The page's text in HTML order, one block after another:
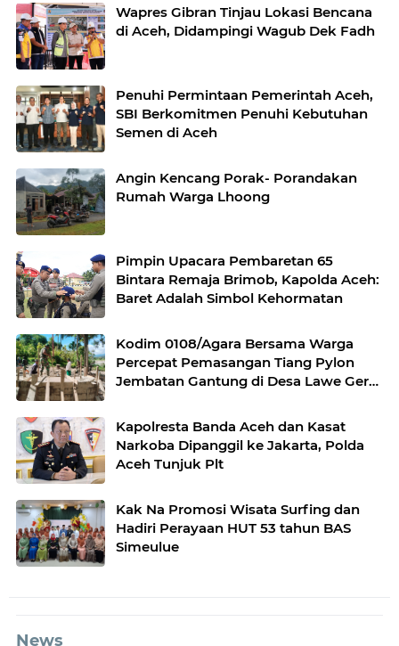
Wapres Gibran Tinjau Lokasi Bencana
di Aceh, Didampingi Wagub Dek Fadh
Penuhi Permintaan Pemerintah Aceh,
SBI Berkomitmen Penuhi Kebutuhan
Semen di Aceh
Angin Kencang Porak- Porandakan
Rumah Warga Lhoong
Pimpin Upacara Pembaretan 65
Bintara Remaja Brimob, Kapolda Aceh:
Baret Adalah Simbol Kehormatan
Kodim 0108/Agara Bersama Warga
Percepat Pemasangan Tiang Pylon
Jembatan Gantung di Desa Lawe Ger-
Kapolresta Banda Aceh dan Kasat
Narkoba Dipanggil ke Jakarta, Polda
Aceh Tunjuk Plt
Kak Na Promosi Wisata Surfing dan
Hadiri Perayaan HUT 53 tahun BAS
Simeulue
News